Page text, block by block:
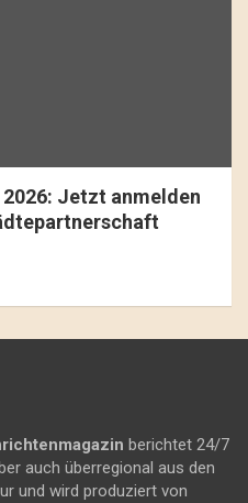
Jetzt anmelden
berichtet 24/7
auch überregional aus den
und wird produziert von